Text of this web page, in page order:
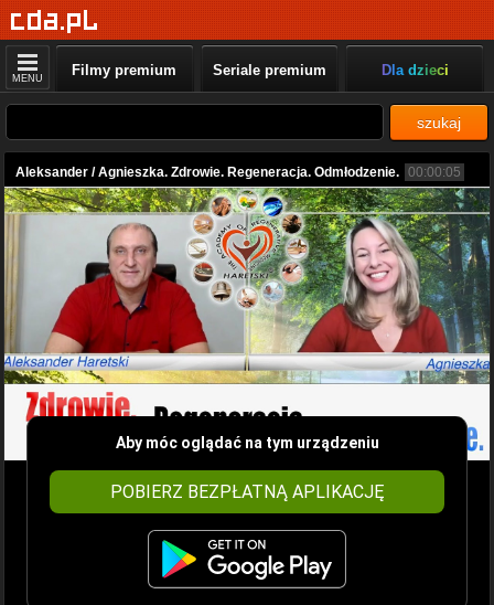
MENU Filmy premium Seriale premium Dla dzieci
szukaj
Aleksander / Agnieszka. Zdrowie. Regeneracja. Odmłodzenie. 00:00:05
Aby móc oglądać na tym urządzeniu
POBIERZ BEZPŁATNĄ APLIKACJĘ